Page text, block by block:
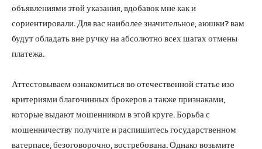
объявлениями этой указания, вдобавок мне как и
сориентировали. Для вас наиболее значительное, аюшки? вам
будут обладать вне ручку на абсолютно всех шагах отмены
платежа.
Аттестовываем ознакомиться во отечественной статье изо
критериями благочинных брокеров а также признаками,
которые выдают мошенником в этой круге. Борьба с
мошенничеству получите и распишитесь государственном
ватерпасе, безоговорочно, востребована. Однако возьмите